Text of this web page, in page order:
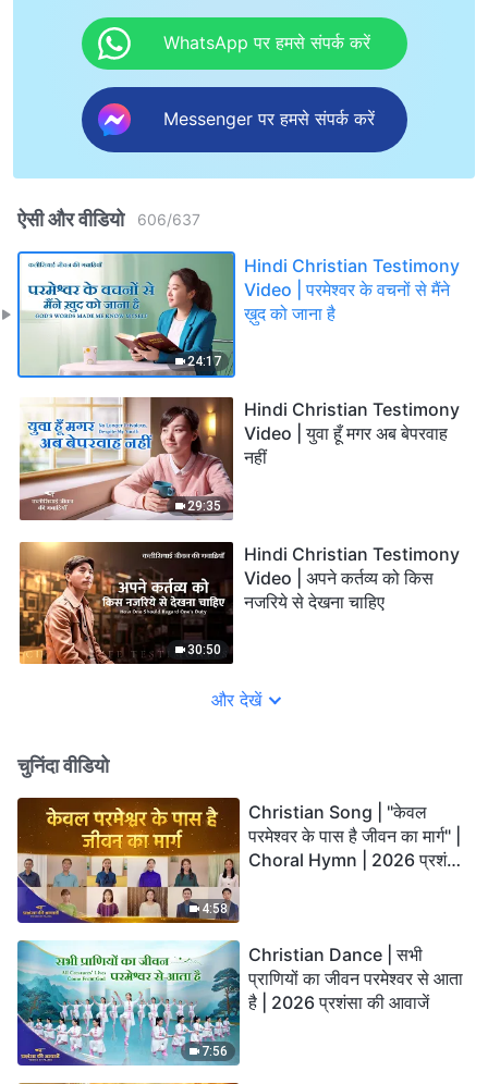
WhatsApp पर हमसे संपर्क करें
Messenger पर हमसे संपर्क करें
ऐसी और वीडियो 606/637
24:17
Hindi Christian Testimony
Video | परमेश्वर के वचनों से मैंने
ख़ुद को जाना है
29:35
Hindi Christian Testimony
Video | युवा हूँ मगर अब बेपरवाह
नहीं
30:50
Hindi Christian Testimony
Video | अपने कर्तव्य को किस
नजरिये से देखना चाहिए
और देखें
चुनिंदा वीडियो
4:58
Christian Song | "केवल
परमेश्वर के पास है जीवन का मार्ग" |
Choral Hymn | 2026 प्रशंसा
7:56
Christian Dance | सभी
प्राणियों का जीवन परमेश्वर से आता
है | 2026 प्रशंसा की आवाजें